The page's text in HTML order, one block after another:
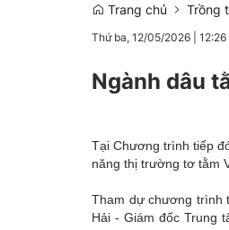
OCOP
Trang chủ Trồng
Thứ ba, 12/05/2026 12:26
Ngành dâu
Tại Chương trình tiếp
năng thị trường tơ tằm
Tham dự chương trình
Hải - Giám đốc Trung